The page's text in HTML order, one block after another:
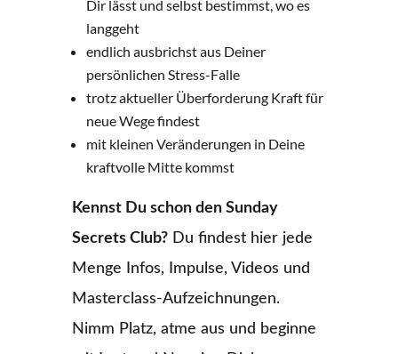
Dir lässt und selbst bestimmst, wo es
langgeht
endlich ausbrichst aus Deiner
persönlichen Stress-Falle
trotz aktueller Überforderung Kraft für
neue Wege findest
mit kleinen Veränderungen in Deine
kraftvolle Mitte kommst
Kennst Du schon den Sunday
Secrets Club?Du findest hier jede
Menge Infos, Impulse, Videos und
Masterclass-Aufzeichnungen.
Nimm Platz, atme aus und beginne